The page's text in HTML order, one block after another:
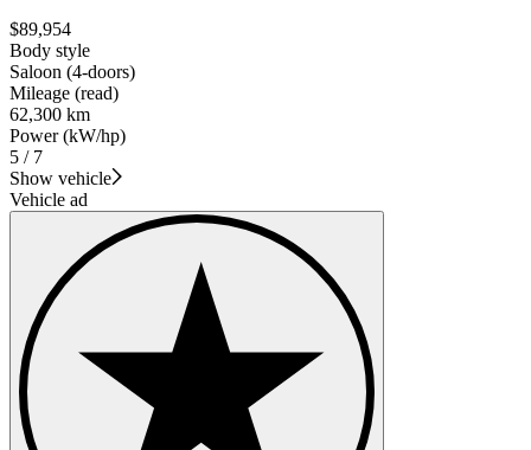
$89,954
Body style
Saloon (4-doors)
Mileage (read)
62,300 km
Power (kW/hp)
5 / 7
Show vehicle
Vehicle ad